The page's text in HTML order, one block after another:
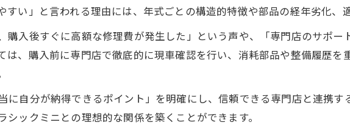
すい」と言われる理由には、年式ごとの構造的特徴や部品の経年劣化、
購入後すぐに高額な修理費が発生した」という声や、「専門店のサポ
は、購入前に専門店で徹底的に現車確認を行い、消耗部品や整備履歴を
に自分が納得できるポイント」を明確にし、信頼できる専門店と連携す
ックミニとの理想的な関係を築くことができます。